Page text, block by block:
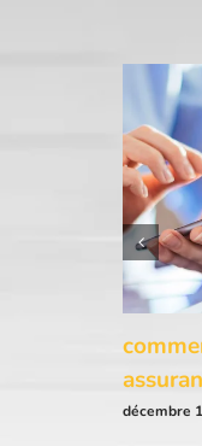
décembre